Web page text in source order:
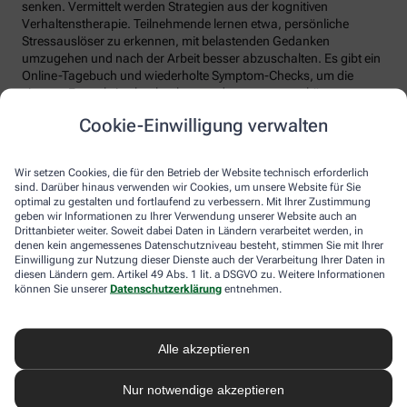
Cookie-Einwilligung verwalten
Wir setzen Cookies, die für den Betrieb der Website technisch erforderlich
sind. Darüber hinaus verwenden wir Cookies, um unsere Website für Sie
optimal zu gestalten und fortlaufend zu verbessern. Mit Ihrer Zustimmung
geben wir Informationen zu Ihrer Verwendung unserer Website auch an
Drittanbieter weiter. Soweit dabei Daten in Ländern verarbeitet werden, in
denen kein angemessenes Datenschutzniveau besteht, stimmen Sie mit Ihrer
Einwilligung zur Nutzung dieser Dienste auch der Verarbeitung Ihrer Daten in
diesen Ländern gem. Artikel 49 Abs. 1 lit. a DSGVO zu. Weitere Informationen
können Sie unserer Datenschutzerklärung entnehmen.
Alle akzeptieren
Nur notwendige akzeptieren
senken. Vermittelt werden Strategien aus der kognitiven
Verhaltenstherapie. Teilnehmende lernen etwa, persönliche
Stressauslöser zu erkennen, mit belastenden Gedanken
umzugehen und nach der Arbeit besser abzuschalten. Es gibt ein
Online-Tagebuch und wiederholte Symptom-Checks, um die
eigenen Fortschritte beobachten und auswerten zu können.
Migräne-App: Hilfe bei Kopfschmerzen
schmerzhafte Migräne-Attacken haben. Mit der Migräne-App der
renommierten Schmerzklinik Kiel lässt sich übersichtlich
festhalten, wann die Anfälle mit welchen Symptomen auftreten.
Das kann helfen, persönliche Muster zu erkennen und die
Attacken besser zu behandeln, etwa durch den optimalen
Einnahmezeitpunkt von Migräne-Medikamenten. Darüber hinaus
stellt die App viele nützliche Informationen zu Migräne bereit
sowie aktive Verfahren zur Entspannung und Stressbewältigung.
Trainings-Apps gibt es viele. Diese hier ist anders. Kern des